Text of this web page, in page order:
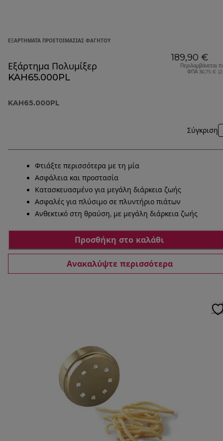
ΕΞΑΡΤΉΜΑΤΑ ΠΡΟΕΤΟΙΜΑΣΊΑΣ ΦΑΓΗΤΟΎ
Εξάρτημα Πολυμίξερ
KAH65.000PL
KAH65.000PL
189,90 €
Περιλαμβάνεται
ΦΠΑ 36,75 €
Σύγκριση
Φτιάξτε περισσότερα με τη μία
Ασφάλεια και προστασία
Κατασκευασμένο για μεγάλη διάρκεια ζωής
Ασφαλές για πλύσιμο σε πλυντήριο πιάτων
Ανθεκτικό στη θραύση, με μεγάλη διάρκεια ζωής
Προσθήκη στο καλάθι
Ανακαλύψτε περισσότερα